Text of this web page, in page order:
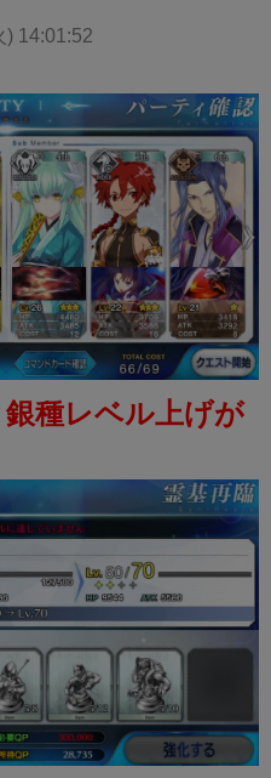
) 14:01:52
種レベル上げが